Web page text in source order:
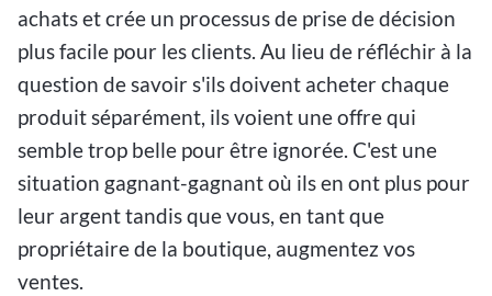
achats et crée un processus de prise de décision
plus facile pour les clients. Au lieu de réfléchir à la
question de savoir s'ils doivent acheter chaque
produit séparément, ils voient une offre qui
semble trop belle pour être ignorée. C'est une
situation gagnant-gagnant où ils en ont plus pour
leur argent tandis que vous, en tant que
propriétaire de la boutique, augmentez vos
ventes.